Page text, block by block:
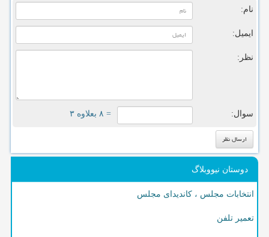
نام:
ایمیل:
نظر:
سوال: = ۸ بعلاوه ۳
دوستان نیووبلاگ
انتخابات مجلس ، کاندیدای مجلس
تعمیر تلفن